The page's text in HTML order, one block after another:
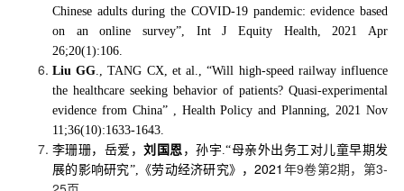
Chinese adults during the COVID-19 pandemic: evidence based
on an online survey”, Int J Equity Health, 2021 Apr
26;20(1):106.
Liu GG., TANG CX, et al., “Will high-speed railway influence
the healthcare seeking behavior of patients? Quasi-experimental
evidence from China” , Health Policy and Planning, 2021 Nov
11;36(10):1633-1643.
李珊珊，岳爱，刘国恩 ，孙宇.“母亲外出务工对儿童早期发
展的影响研究”, 《劳动经济研究》，2021 年9卷第2期，第3-